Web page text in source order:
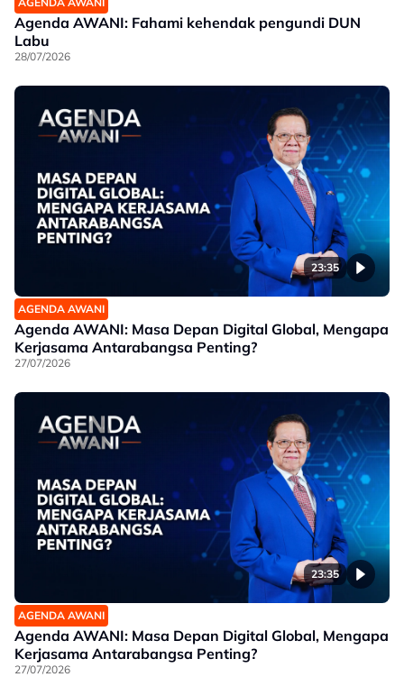
Agenda AWANI: Fahami kehendak pengundi DUN
Labu
28/07/2026
23:35
AGENDA AWANI
Agenda AWANI: Masa Depan Digital Global, Mengapa
Kerjasama Antarabangsa Penting?
27/07/2026
23:35
AGENDA AWANI
Agenda AWANI: Masa Depan Digital Global, Mengapa
Kerjasama Antarabangsa Penting?
27/07/2026